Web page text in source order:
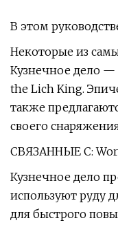
В этом
Некоторые из
Кузнечное дело —
the Lich King.
также
своего
СВЯЗАННЫЕ С:
Кузнечное дело
используют руду
для быстрого